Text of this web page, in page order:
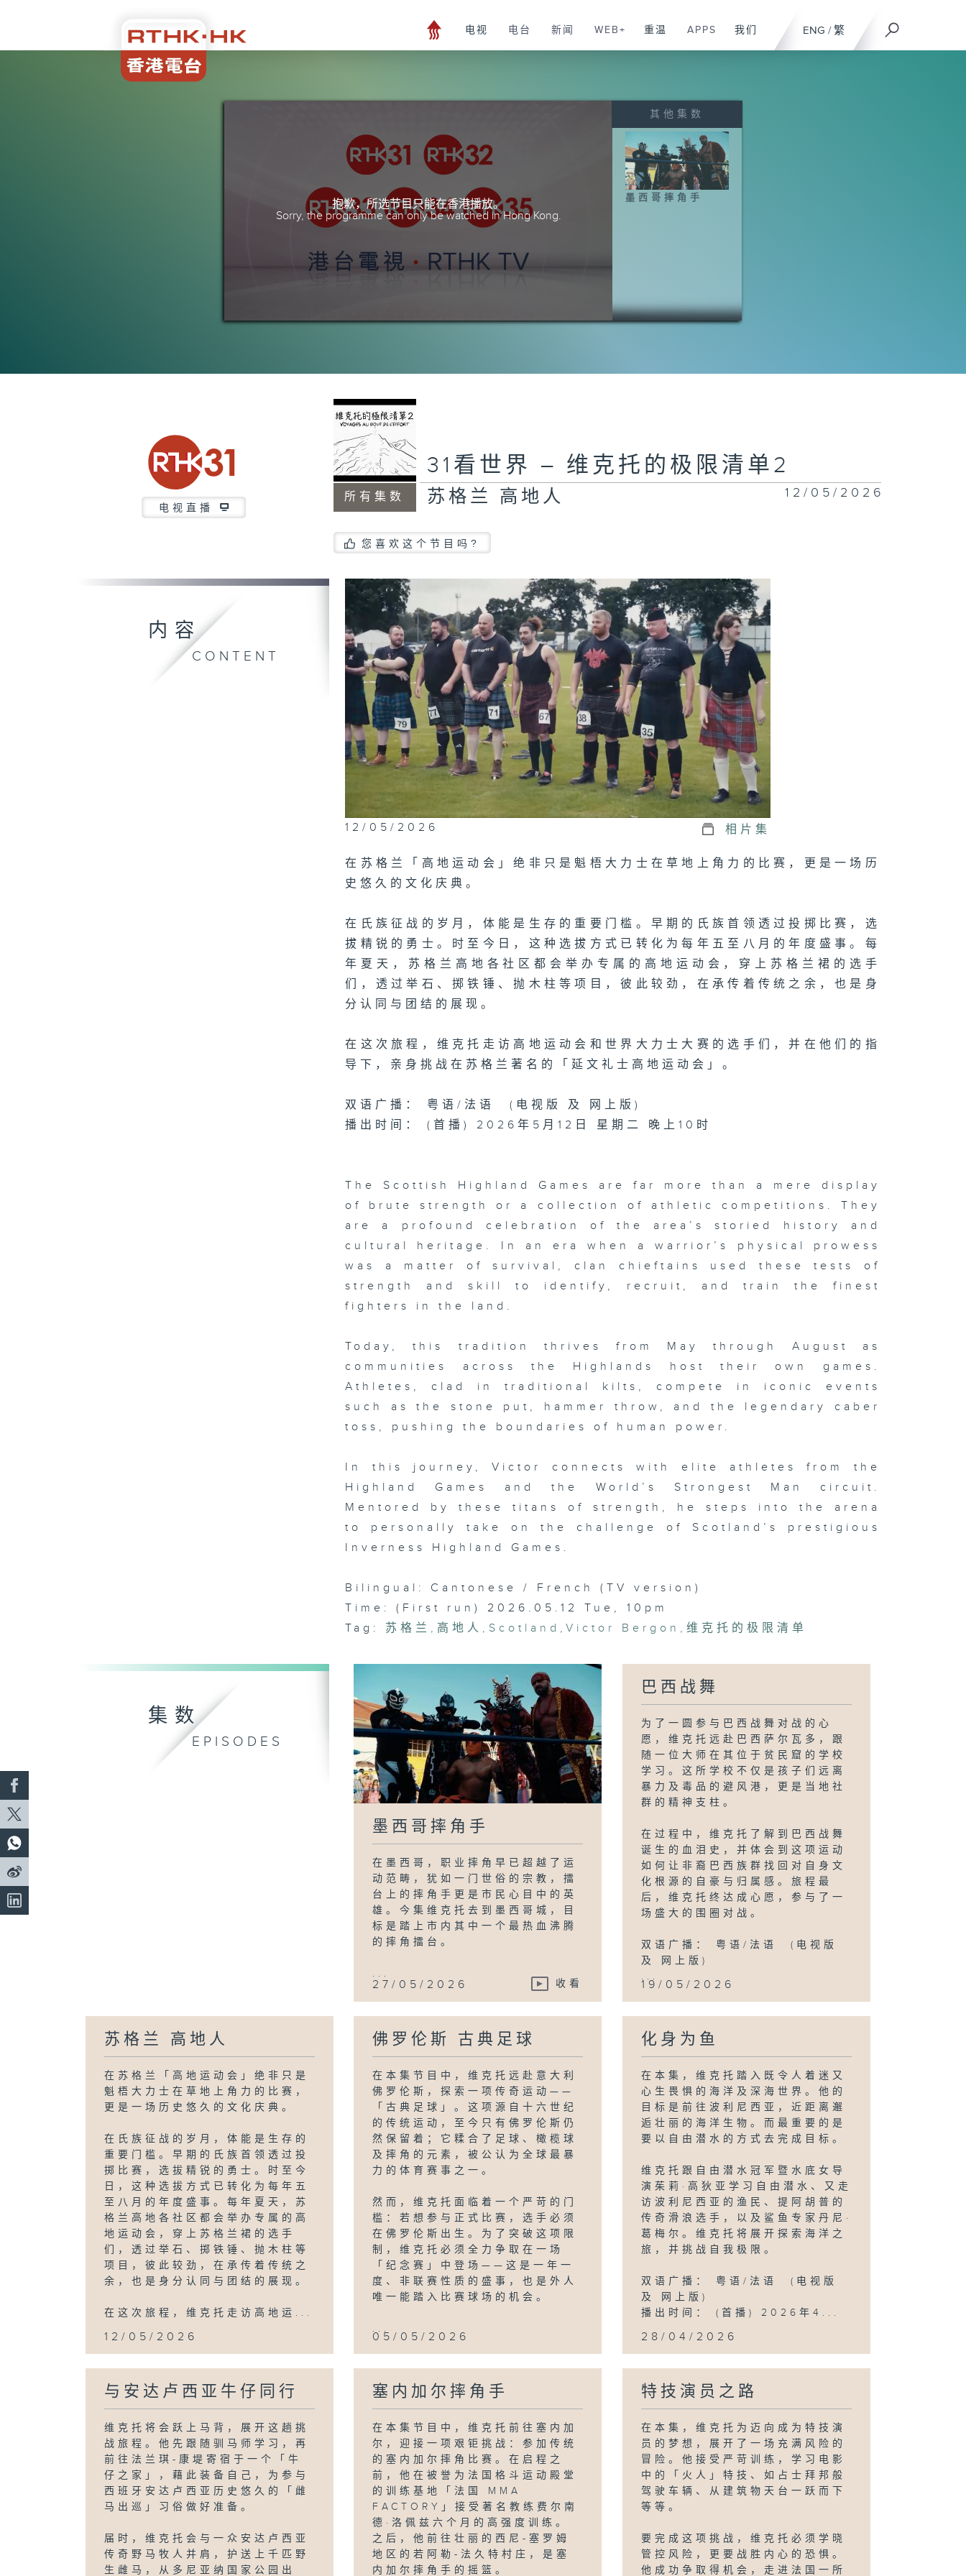
ENG / 繁
电视 电台 新闻 WEB+ 重温 APPS 我们
抱歉，所选节目只能在香港播放。
Sorry, the programme can only be watched in Hong Kong.
其他集数
墨西哥摔角手
电视直播
所有集数
31看世界 – 维克托的极限清单2
苏格兰 高地人 12/05/2026
您喜欢这个节目吗?
内容
CONTENT
12/05/2026 相片集
在苏格兰「高地运动会」绝非只是魁梧大力士在草地上角力的比赛，更是一场历
史悠久的文化庆典。
在氏族征战的岁月，体能是生存的重要门槛。早期的氏族首领透过投掷比赛，选
拔精锐的勇士。时至今日，这种选拔方式已转化为每年五至八月的年度盛事。每
年夏天，苏格兰高地各社区都会举办专属的高地运动会，穿上苏格兰裙的选手
们，透过举石、掷铁锤、抛木柱等项目，彼此较劲，在承传着传统之余，也是身
分认同与团结的展现。
在这次旅程，维克托走访高地运动会和世界大力士大赛的选手们，并在他们的指
导下，亲身挑战在苏格兰著名的「延文礼士高地运动会」。
双语广播： 粤语/法语 (电视版 及 网上版)
播出时间： (首播) 2026年5月12日 星期二 晚上10时
The Scottish Highland Games are far more than a mere display
of brute strength or a collection of athletic competitions. They
are a profound celebration of the area’s storied history and
cultural heritage. In an era when a warrior’s physical prowess
was a matter of survival, clan chieftains used these tests of
strength and skill to identify, recruit, and train the finest
fighters in the land.
Today, this tradition thrives from May through August as
communities across the Highlands host their own games.
Athletes, clad in traditional kilts, compete in iconic events
such as the stone put, hammer throw, and the legendary caber
toss, pushing the boundaries of human power.
In this journey, Victor connects with elite athletes from the
Highland Games and the World’s Strongest Man circuit.
Mentored by these titans of strength, he steps into the arena
to personally take on the challenge of Scotland’s prestigious
Inverness Highland Games.
Bilingual: Cantonese / French (TV version)
Time: (First run) 2026.05.12 Tue, 10pm
Tag:
苏格兰 , 高地人 , Scotland ,Victor Bergon ,维克托的极限清单
集数
EPISODES
墨西哥摔角手
在墨西哥，职业摔角早已超越了运
动范畴，犹如一门世俗的宗教，擂
台上的摔角手更是市民心目中的英
雄。今集维克托去到墨西哥城，目
标是踏上市内其中一个最热血沸腾
的摔角擂台。
...
27/05/2026 收看
巴西战舞
为了一圆参与巴西战舞对战的心
愿，维克托远赴巴西萨尔瓦多，跟
随一位大师在其位于贫民窟的学校
学习。这所学校不仅是孩子们远离
暴力及毒品的避风港，更是当地社
群的精神支柱。
在过程中，维克托了解到巴西战舞
诞生的血泪史，并体会到这项运动
如何让非裔巴西族群找回对自身文
化根源的自豪与归属感。旅程最
后，维克托终达成心愿，参与了一
场盛大的围圈对战。
双语广播： 粤语/法语 (电视版
及 网上版)
...
19/05/2026
苏格兰 高地人
在苏格兰「高地运动会」绝非只是
魁梧大力士在草地上角力的比赛，
更是一场历史悠久的文化庆典。
在氏族征战的岁月，体能是生存的
重要门槛。早期的氏族首领透过投
掷比赛，选拔精锐的勇士。时至今
日，这种选拔方式已转化为每年五
至八月的年度盛事。每年夏天，苏
格兰高地各社区都会举办专属的高
地运动会，穿上苏格兰裙的选手
们，透过举石、掷铁锤、抛木柱等
项目，彼此较劲，在承传着传统之
余，也是身分认同与团结的展现。
在这次旅程，维克托走访高地运...
12/05/2026
佛罗伦斯 古典足球
在本集节目中，维克托远赴意大利
佛罗伦斯，探索一项传奇运动——
「古典足球」。这项源自十六世纪
的传统运动，至今只有佛罗伦斯仍
然保留着；它糅合了足球、橄榄球
及摔角的元素，被公认为全球最暴
力的体育赛事之一。
然而，维克托面临着一个严苛的门
槛：若想参与正式比赛，选手必须
在佛罗伦斯出生。为了突破这项限
制，维克托必须全力争取在一场
「纪念赛」中登场——这是一年一
度、非联赛性质的盛事，也是外人
唯一能踏入比赛球场的机会。
...
05/05/2026
化身为鱼
在本集，维克托踏入既令人着迷又
心生畏惧的海洋及深海世界。他的
目标是前往波利尼西亚，近距离邂
逅壮丽的海洋生物。而最重要的是
要以自由潜水的方式去完成目标。
维克托跟自由潜水冠军暨水底女导
演茱莉·高狄亚学习自由潜水、又走
访波利尼西亚的渔民、提阿胡普的
传奇滑浪选手，以及鲨鱼专家丹尼·
葛梅尔。维克托将展开探索海洋之
旅，并挑战自我极限。
双语广播： 粤语/法语 (电视版
及 网上版)
播出时间： (首播) 2026年4...
28/04/2026
与安达卢西亚牛仔同行
维克托将会跃上马背，展开这趟挑
战旅程。他先跟随驯马师学习，再
前往法兰琪-康堤寄宿于一个「牛
仔之家」，藉此装备自己，为参与
西班牙安达卢西亚历史悠久的「雌
马出巡」习俗做好准备。
届时，维克托会与一众安达卢西亚
传奇野马牧人并肩，护送上千匹野
生雌马，从多尼亚纳国家公园出
塞内加尔摔角手
在本集节目中，维克托前往塞内加
尔，迎接一项艰钜挑战：参加传统
的塞内加尔摔角比赛。在启程之
前，他在被誉为法国格斗运动殿堂
的训练基地「法国 MMA
FACTORY」接受著名教练费尔南
德·洛佩兹六个月的高强度训练。
之后，他前往壮丽的西尼-塞罗姆
地区的若阿勒-法久特村庄，是塞
内加尔摔角手的摇篮。
特技演员之路
在本集，维克托为迈向成为特技演
员的梦想，展开了一场充满风险的
冒险。他接受严苛训练，学习电影
中的「火人」特技、如占士拜邦般
驾驶车辆、从建筑物天台一跃而下
等等。
要完成这项挑战，维克托必须学晓
管控风险，更要战胜内心的恐惧。
他成功争取得机会，走进法国一所